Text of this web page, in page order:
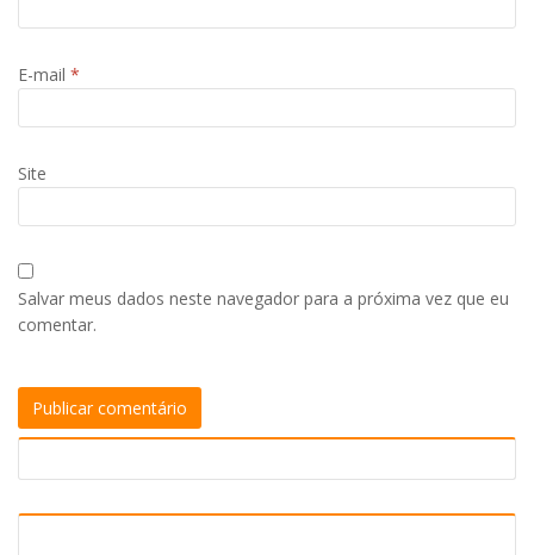
E-mail *
Site
Salvar meus dados neste navegador para a próxima vez que eu
comentar.